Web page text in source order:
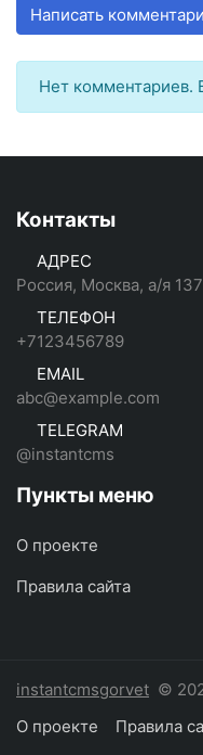
Написать
Нет комментариев.
Контакты
АДРЕС
Россия, Москва, а/я 137
ТЕЛЕФОН
+7123456789
EMAIL
abc@example.com
TELEGRAM
@instantcms
Пункты меню
О проекте
Правила сайта
instantcmsgorvet ©
О проекте
Правила